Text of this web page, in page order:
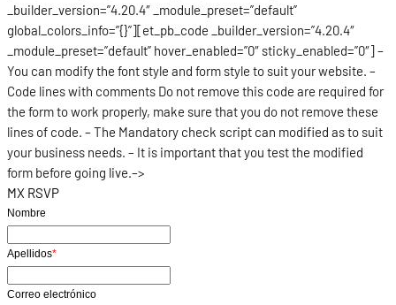
_builder_version=”4.20.4″ _module_preset=”default”
global_colors_info=”{}”][et_pb_code _builder_version=”4.20.4″
_module_preset=”default” hover_enabled=”0″ sticky_enabled=”0″] –
You can modify the font style and form style to suit your website. –
Code lines with comments Do not remove this code are required for
the form to work properly, make sure that you do not remove these
lines of code. – The Mandatory check script can modified as to suit
your business needs. – It is important that you test the modified
form before going live.–>
MX RSVP
Nombre
Apellidos*
Correo electrónico